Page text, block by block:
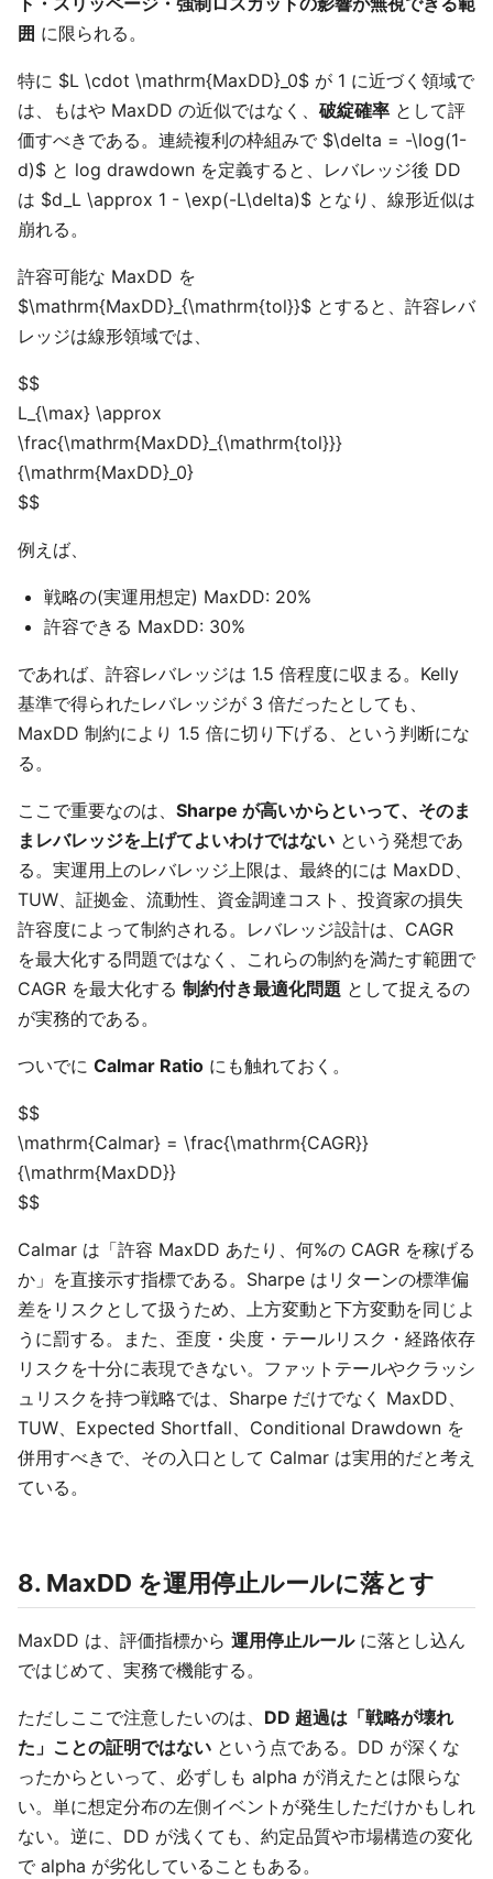
囲 に限られる。
特に $L \cdot \mathrm{MaxDD}_0$ が 1 に近づく領域で
は、もはや MaxDD の近似ではなく、 破綻確率 として評
価すべきである。連続複利の枠組みで $\delta = -\log(1-
d)$ と log drawdown を定義すると、レバレッジ後 DD
は $d_L \approx 1 - \exp(-L\delta)$ となり、線形近似は
崩れる。
許容可能な MaxDD を
$\mathrm{MaxDD}_{\mathrm{tol}}$ とすると、許容レバ
レッジは線形領域では、
$$
L_{\max} \approx
\frac{\mathrm{MaxDD}_{\mathrm{tol}}}
{\mathrm{MaxDD}_0}
$$
例えば、
戦略の(実運用想定) MaxDD: 20%
許容できる MaxDD: 30%
であれば、許容レバレッジは 1.5 倍程度に収まる。Kelly
基準で得られたレバレッジが 3 倍だったとしても、
MaxDD 制約により 1.5 倍に切り下げる、という判断にな
る。
ここで重要なのは、 Sharpe が高いからといって、そのま
まレバレッジを上げてよいわけではない という発想であ
る。実運用上のレバレッジ上限は、最終的には MaxDD、
TUW、証拠金、流動性、資金調達コスト、投資家の損失
許容度によって制約される。レバレッジ設計は、CAGR
を最大化する問題ではなく、これらの制約を満たす範囲で
CAGR を最大化する 制約付き最適化問題 として捉えるの
が実務的である。
ついでに Calmar Ratio にも触れておく。
$$
\mathrm{Calmar} = \frac{\mathrm{CAGR}}
{\mathrm{MaxDD}}
$$
Calmar は「許容 MaxDD あたり、何%の CAGR を稼げる
か」を直接示す指標である。Sharpe はリターンの標準偏
差をリスクとして扱うため、上方変動と下方変動を同じよ
うに罰する。また、歪度・尖度・テールリスク・経路依存
リスクを十分に表現できない。ファットテールやクラッシ
ュリスクを持つ戦略では、Sharpe だけでなく MaxDD、
TUW、Expected Shortfall、Conditional Drawdown を
併用すべきで、その入口として Calmar は実用的だと考え
ている。
8. MaxDD を運用停止ルールに落とす
MaxDD は、評価指標から 運用停止ルールに落とし込ん
ではじめて、実務で機能する。
ただしここで注意したいのは、 DD 超過は「戦略が壊れ
た」ことの証明ではない という点である。DD が深くな
ったからといって、必ずしも alpha が消えたとは限らな
い。単に想定分布の左側イベントが発生しただけかもしれ
ない。逆に、DD が浅くても、約定品質や市場構造の変化
で alpha が劣化していることもある。